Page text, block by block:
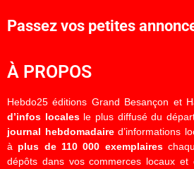
Passez vos petites
À PROPOS
Hebdo25 éditions Grand Besançon et
d’infos localesle plus diffusé du
journal hebdomadaired’informations
à plus de 110 000 exemplaires
dépôts dans vos commerces locaux